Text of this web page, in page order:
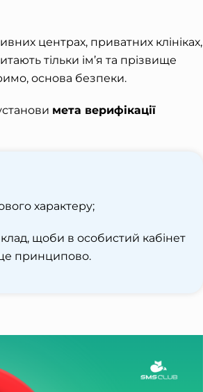
центрах, приватних клініках,
тільки ім’я та прізвище
основа безпеки.
мета верифікації
характеру;
щоби в особистий кабінет
принципово.